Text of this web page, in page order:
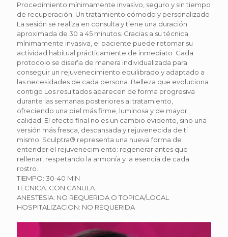
Procedimiento mínimamente invasivo, seguro y sin tiempo
de recuperación. Un tratamiento cómodo y personalizado
La sesión se realiza en consulta y tiene una duración
aproximada de 30 a 45 minutos. Gracias a su técnica
mínimamente invasiva, el paciente puede retomar su
actividad habitual prácticamente de inmediato. Cada
protocolo se diseña de manera individualizada para
conseguir un rejuvenecimiento equilibrado y adaptado a
las necesidades de cada persona. Belleza que evoluciona
contigo Los resultados aparecen de forma progresiva
durante las semanas posteriores al tratamiento,
ofreciendo una piel más firme, luminosa y de mayor
calidad. El efecto final no es un cambio evidente, sino una
versión más fresca, descansada y rejuvenecida de ti
mismo. Sculptra® representa una nueva forma de
entender el rejuvenecimiento: regenerar antes que
rellenar, respetando la armonía y la esencia de cada
rostro.
TIEMPO: 30-40 MIN
TECNICA: CON CANULA
ANESTESIA: NO REQUERIDA O TOPICA/LOCAL
HOSPITALIZACION: NO REQUERIDA